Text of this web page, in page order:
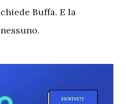
Buffa. E la